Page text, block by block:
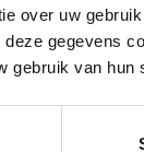
over uw
gegevens
gebruik van hun
manager,
te maken
uit de